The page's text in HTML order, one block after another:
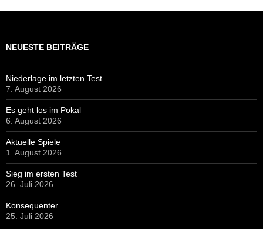
NEUESTE BEITRÄGE
Niederlage im letzten Test
7. August 2026
Es geht los im Pokal
6. August 2026
Aktuelle Spiele
1. August 2026
Sieg im ersten Test
26. Juli 2026
Konsequenter
25. Juli 2026